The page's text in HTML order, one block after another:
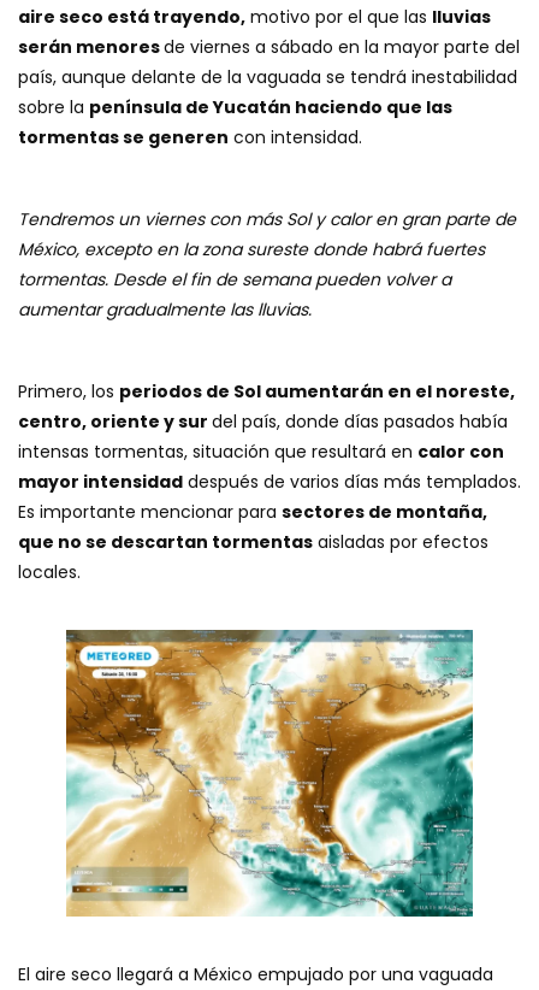
aire seco está trayendo, motivo por el que las lluvias
serán menoresde viernes a sábado en la mayor parte del
país, aunque delante de la vaguada se tendrá inestabilidad
sobre la península de Yucatán haciendo que las
tormentas se generen con intensidad.
Tendremos un viernes con más Sol y calor en gran parte de
México, excepto en la zona sureste donde habrá fuertes
tormentas. Desde el fin de semana pueden volver a
aumentar gradualmente las lluvias.
Primero, los periodos de Sol aumentarán en el noreste,
centro, oriente y sur del país, donde días pasados había
intensas tormentas, situación que resultará en calor con
mayor intensidad después de varios días más templados.
Es importante mencionar para sectores de montaña,
que no se descartan tormentas aisladas por efectos
locales.
El aire seco llegará a México empujado por una vaguada